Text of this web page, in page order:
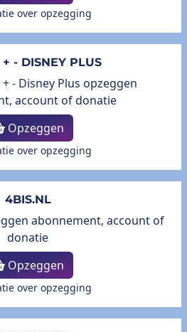
over opzegging
+ - DISNEY PLUS
Opzeggen
over opzegging
4BIS.NL
Opzeggen
over opzegging